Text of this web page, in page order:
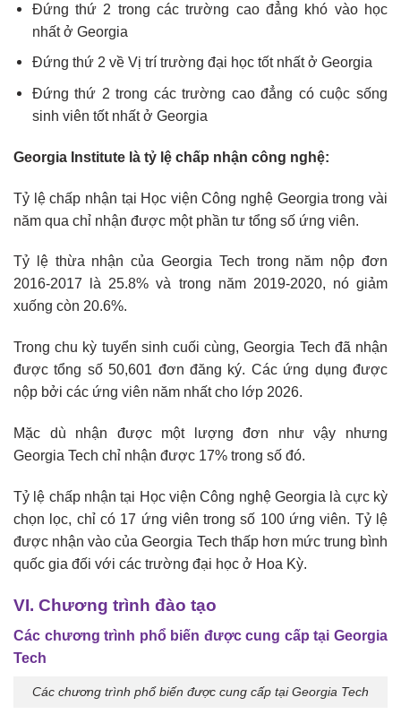
Đứng thứ 2 trong các trường cao đẳng khó vào học
nhất ở Georgia
Đứng thứ 2 về Vị trí trường đại học tốt nhất ở Georgia
Đứng thứ 2 trong các trường cao đẳng có cuộc sống
sinh viên tốt nhất ở Georgia
Georgia Institute là tỷ lệ chấp nhận công nghệ:
Tỷ lệ chấp nhận tại Học viện Công nghệ Georgia trong vài
năm qua chỉ nhận được một phần tư tổng số ứng viên.
Tỷ lệ thừa nhận của Georgia Tech trong năm nộp đơn
2016-2017 là 25.8% và trong năm 2019-2020, nó giảm
xuống còn 20.6%.
Trong chu kỳ tuyển sinh cuối cùng, Georgia Tech đã nhận
được tổng số 50,601 đơn đăng ký. Các ứng dụng được
nộp bởi các ứng viên năm nhất cho lớp 2026.
Mặc dù nhận được một lượng đơn như vậy nhưng
Georgia Tech chỉ nhận được 17% trong số đó.
Tỷ lệ chấp nhận tại Học viện Công nghệ Georgia là cực kỳ
chọn lọc, chỉ có 17 ứng viên trong số 100 ứng viên. Tỷ lệ
được nhận vào của Georgia Tech thấp hơn mức trung bình
quốc gia đối với các trường đại học ở Hoa Kỳ.
VI. Chương trình đào tạo
Các chương trình phổ biến được cung cấp tại Georgia
Tech
Các chương trình phổ biến được cung cấp tại Georgia Tech